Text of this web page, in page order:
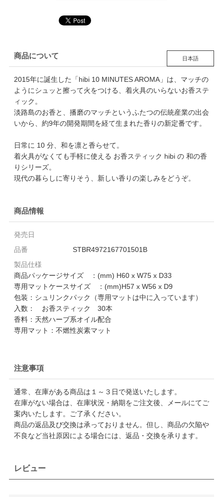
商品について 日本語
2015年に誕生した「hibi 10 MINUTES AROMA」は、マッチの
ようにシュッと擦って火をつける、着火具のいらないお香ステ
ィック。
淡路島のお香と、播磨のマッチというふたつの伝統産業の出会
いから、約9年の開発期間を経て生まれた香りの新定番です。
日常に 10 分、和を凛と香らせて。
着火具がなくても手軽に使える お香スティック hibi の 和の香
りシリーズ。
現代の暮らしに寄りそう、新しい香りの楽しみをどうぞ。
商品情報
発売日
品番
STBR4972167701501B
製品仕様
商品パッケージサイズ ：(mm) H60 x W75 x D33
専用マットケースサイズ ：(mm)H57 x W56 x D9
包装：シュリンクパック（専用マットは中に入っています）
入数： お香スティック 30本
香料：天然ハーブ系オイル配合
専用マット：不燃性炭素マット
注意事項
通常、在庫がある商品は１～３日で発送いたします。
在庫がない場合は、在庫状況・納期をご注文後、メールにてご
案内いたします。ご了承ください。
商品の返品及び交換は承っておりません。但し、商品の欠陥や
不良など当社原因による場合には、返品・交換を承ります。
レビュー